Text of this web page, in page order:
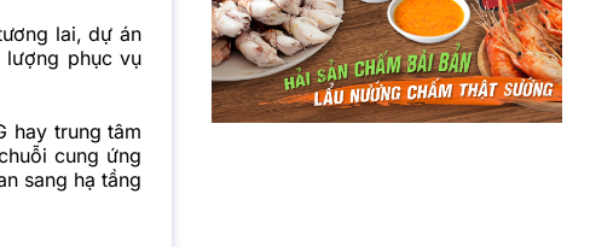
lai, dự án
phục vụ
hay trung tâm
cung ứng
sang hạ tầng